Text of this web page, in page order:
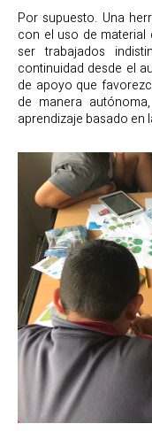
Por supuesto. Una
con el uso de material
ser trabajados
continuidad desde el
de apoyo que
de manera
aprendizaje basado en